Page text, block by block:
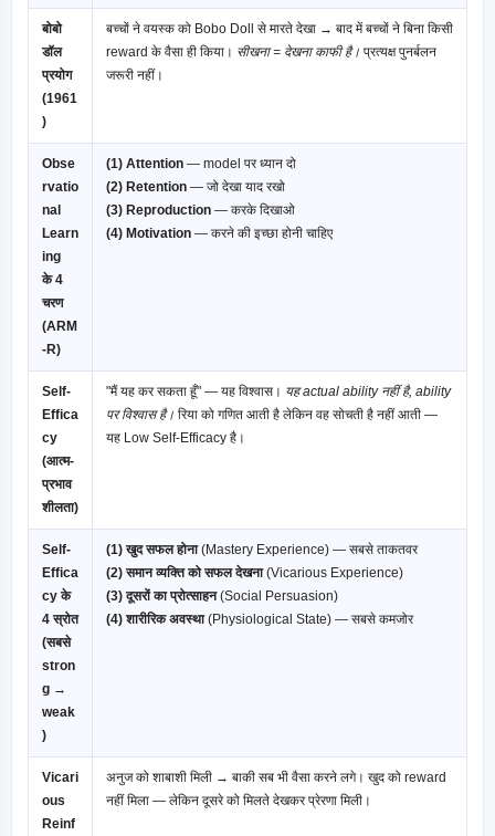
बोबो
डॉल
प्रयोग
(1961
)
बच्चों ने वयस्क को Bobo Doll से मारते देखा → बाद में बच्चों ने बिना किसी
reward के वैसा ही किया। सीखना = देखना काफी है। प्रत्यक्ष पुनर्बलन
जरूरी नहीं।
Obse
rvatio
nal
Learn
ing
के 4
चरण
(ARM
-R)
(1) Attention — model पर ध्यान दो
(2) Retention — जो देखा याद रखो
(3) Reproduction — करके दिखाओ
(4) Motivation — करने की इच्छा होनी चाहिए
Self-
Effica
cy
(आत्म-
प्रभाव
शीलता)
"मैं यह कर सकता हूँ" — यह विश्वास। यह actual ability नहीं है, ability
पर विश्वास है। रिया को गणित आती है लेकिन वह सोचती है नहीं आती —
यह Low Self-Efficacy है।
Self-
Effica
cy के
4 स्रोत
(सबसे
stron
g →
weak
)
(1) खुद सफल होना(Mastery Experience) — सबसे ताकतवर
(2) समान व्यक्ति को सफल देखना(Vicarious Experience)
(3) दूसरों का प्रोत्साहन(Social Persuasion)
(4) शारीरिक अवस्था(Physiological State) — सबसे कमजोर
Vicari
ous
Reinf
अनुज को शाबाशी मिली → बाकी सब भी वैसा करने लगे। खुद को reward
नहीं मिला — लेकिन दूसरे को मिलते देखकर प्रेरणा मिली।